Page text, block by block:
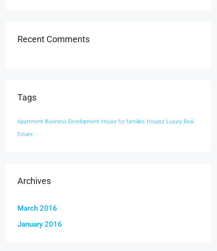
Recent Comments
Tags
Apartment Business Development House for families Houzez Luxury Real
Estate
Archives
March 2016
January 2016